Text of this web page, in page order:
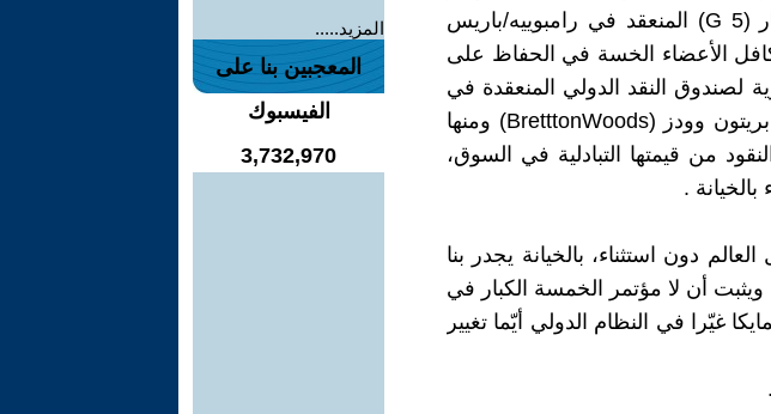
التأسيسي لمنظمة الخمسة الرأسماليين الكبار (G 5) المنعقد في رامبوييه/باريس
حول تكافل الأعضاء الخسة في الحفاظ على
لصندوق النقد الدولي المنعقدة في
جمايكا في يناير 1976 وتقضي بإلغاء معاهدة بريتون وودز (BretttonWoods) ومنها
من قيمتها التبادلية في السوق،
.
دون استثناء، بالخيانة يجدر بنا
ويثبت أن لا مؤتمر الخمسة الكبار في
غيّرا في النظام الدولي أيّما تغيير
المزيد.....
المعجبين بنا على
الفيسبوك
3,732,970